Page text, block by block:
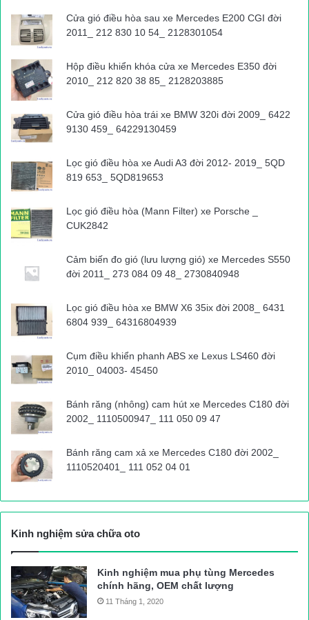
Cửa gió điều hòa sau xe Mercedes E200 CGI đời
2011_ 212 830 10 54_ 2128301054
Hộp điều khiển khóa cửa xe Mercedes E350 đời
2010_ 212 820 38 85_ 2128203885
Cửa gió điều hòa trái xe BMW 320i đời 2009_ 6422
9130 459_ 64229130459
Lọc gió điều hòa xe Audi A3 đời 2012- 2019_ 5QD
819 653_ 5QD819653
Lọc gió điều hòa (Mann Filter) xe Porsche _
CUK2842
Cảm biến đo gió (lưu lượng gió) xe Mercedes S550
đời 2011_ 273 084 09 48_ 2730840948
Lọc gió điều hòa xe BMW X6 35ix đời 2008_ 6431
6804 939_ 64316804939
Cụm điều khiển phanh ABS xe Lexus LS460 đời
2010_ 04003- 45450
Bánh răng (nhông) cam hút xe Mercedes C180 đời
2002_ 1110500947_ 111 050 09 47
Bánh răng cam xả xe Mercedes C180 đời 2002_
1110520401_ 111 052 04 01
Kinh nghiệm sửa chữa oto
Kinh nghiệm mua phụ tùng Mercedes
chính hãng, OEM chất lượng
11 Tháng 1, 2020